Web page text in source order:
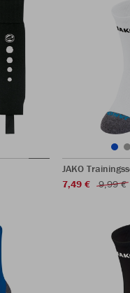
JAKO
7,49 €
9,99 €